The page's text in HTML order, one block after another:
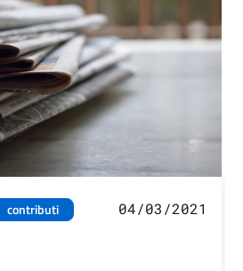
contributi
04/03/2021